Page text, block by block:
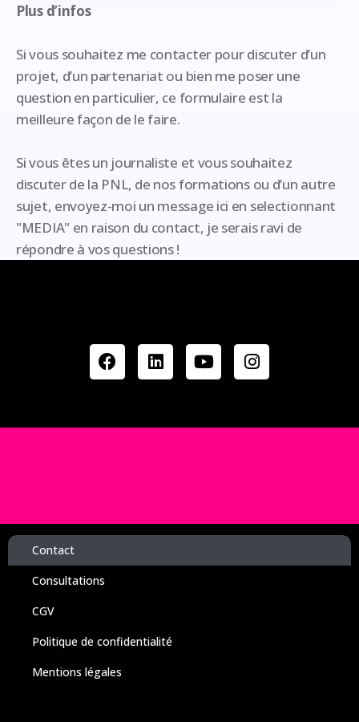
Plus d’infos
Si vous souhaitez me contacter pour discuter d’un
projet, d’un partenariat ou bien me poser une
question en particulier, ce formulaire est la
meilleure façon de le faire.
Si vous êtes un journaliste et vous souhaitez
discuter de la PNL, de nos formations ou d’un autre
sujet, envoyez-moi un message ici en selectionnant
"MEDIA" en raison du contact, je serais ravi de
répondre à vos questions !
Contact
Consultations
CGV
Politique de confidentialité
Mentions légales